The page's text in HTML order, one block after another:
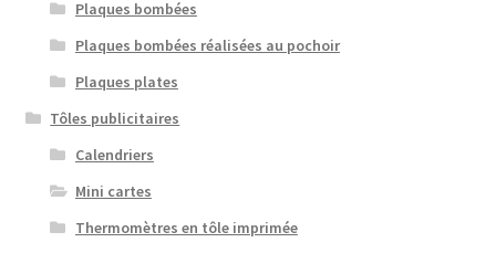
Plaques bombées
Plaques bombées réalisées au pochoir
Plaques plates
Tôles publicitaires
Calendriers
Mini cartes
Thermomètres en tôle imprimée